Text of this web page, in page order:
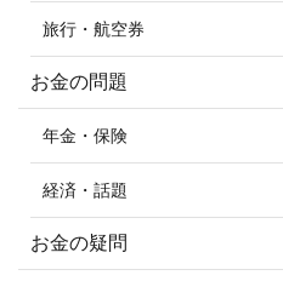
旅行・航空券
お金の問題
年金・保険
経済・話題
お金の疑問